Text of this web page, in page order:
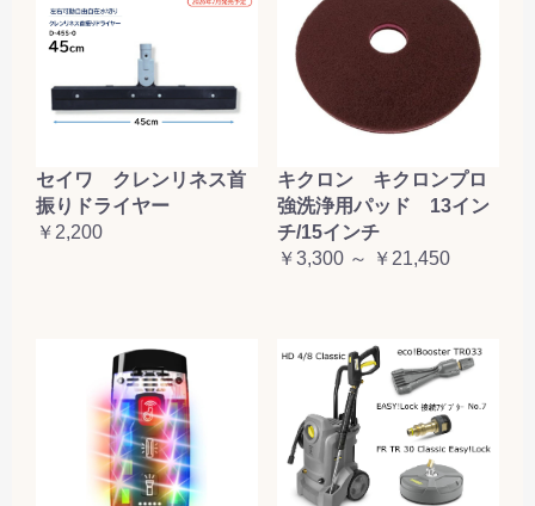
セイワ クレンリネス首
振りドライヤー
￥2,200
キクロン キクロンプロ
強洗浄用パッド 13イン
チ/15インチ
￥3,300 ～ ￥21,450